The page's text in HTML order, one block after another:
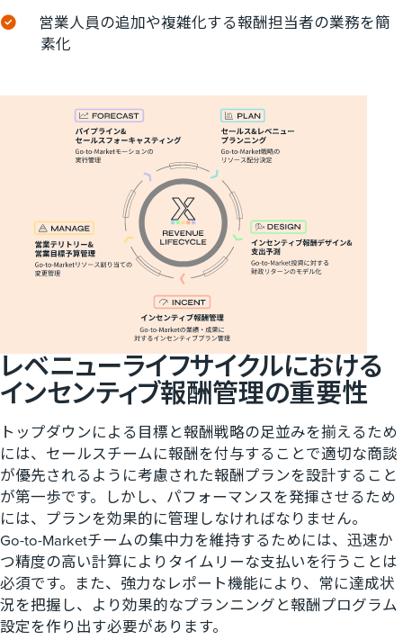
営業人員の追加や複雑化する報酬担当者の業務を簡
素化
レベニューライフサイクルに​おける​
インセンティブ報酬管理の​重要性
トップダウンによる目標と報酬戦略の足並みを揃えるため
には、セールスチームに報酬を付与することで適切な商談
が優先されるように考慮された報酬プランを設計すること
が第一歩です。しかし、パフォーマンスを発揮させるため
には、プランを効果的に管理しなければなりません。
Go-to-Marketチームの集中力を維持するためには、迅速か
つ精度の高い計算によりタイムリーな支払いを行うことは
必須です。また、強力なレポート機能により、常に達成状
況を把握し、より効果的なプランニングと報酬プログラム
設定を作り出す必要があります。